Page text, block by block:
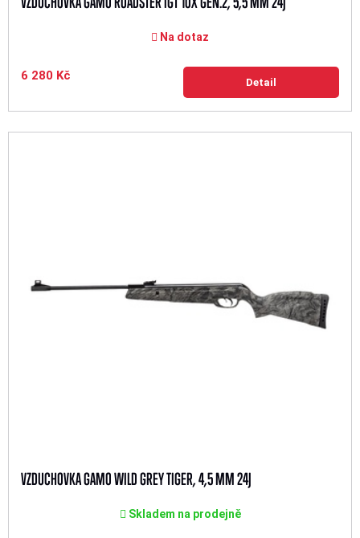
Na dotaz
6 280 Kč Detail
VZDUCHOVKA GAMO WILD GREY TIGER, 4,5 MM 24J
Skladem na prodejně